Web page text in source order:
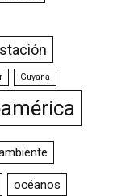
Guyana
océanos